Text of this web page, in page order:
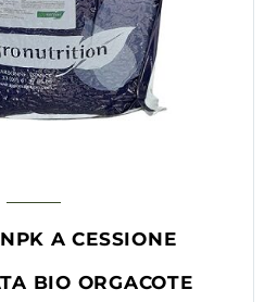
A CESSIONE
BIO ORGACOTE